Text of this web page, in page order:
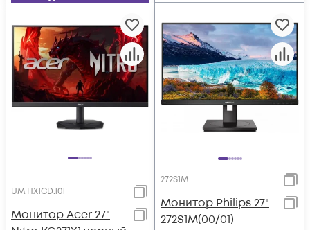
UM.HX1CD.101
Монитор Acer 27"
272S1M
Монитор Philips 27"
272S1M(00/01)